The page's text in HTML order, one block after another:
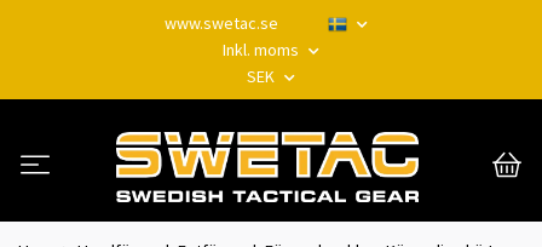
www.swetac.se
Inkl. moms
SEK